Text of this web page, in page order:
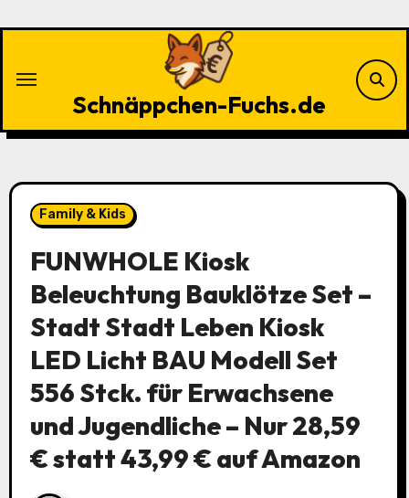
Schnäppchen-Fuchs.de
Family & Kids
FUNWHOLE Kiosk
Beleuchtung Bauklötze Set –
Stadt Stadt Leben Kiosk
LED Licht BAU Modell Set
556 Stck. für Erwachsene
und Jugendliche – Nur 28,59
€ statt 43,99 € auf Amazon